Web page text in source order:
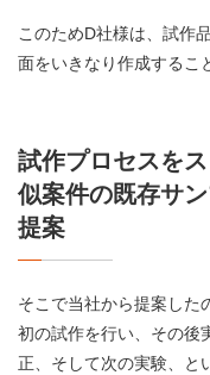
このためD社様は、試作
面をいきなり作成するこ
試作プロセスを
似案件の既存サ
提案
そこで当社から提案した
初の試作を行い、その後
正、そして次の実験、と